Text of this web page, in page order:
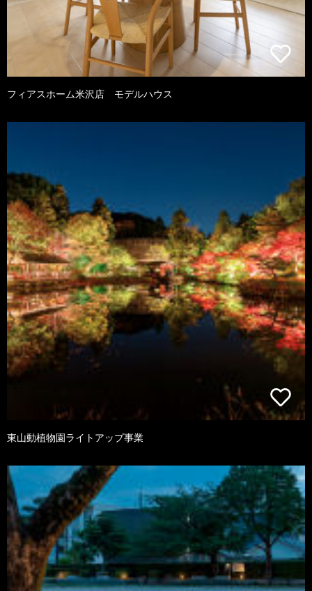
フィアスホーム米沢店 モデルハウス
東山動植物園ライトアップ事業